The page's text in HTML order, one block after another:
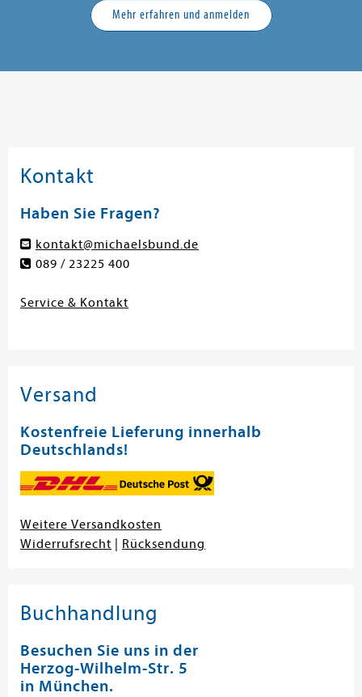
Mehr erfahren und anmelden
Kontakt
Haben Sie Fragen?
kontakt@michaelsbund.de
089 / 23225 400
Service & Kontakt
Versand
Kostenfreie Lieferung innerhalb
Deutschlands!
Weitere Versandkosten
Widerrufsrecht
Rücksendung
Buchhandlung
Besuchen Sie uns in der
Herzog-Wilhelm-Str. 5
in München.